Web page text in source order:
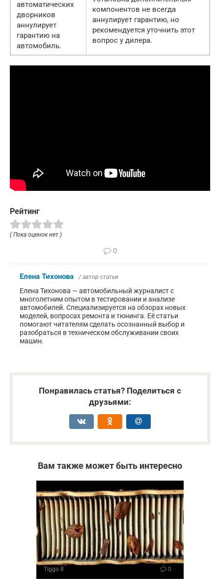
автоматических
дворников
аннулирует
гарантию на
автомобиль.
компонентов не всегда
аннулирует гарантию, но
рекомендуется уточнить этот
вопрос у дилера.
Рейтинг
( Пока оценок нет )
0
Елена Тихонова / автор статьи
Елена Тихонова — автомобильный журналист с
многолетним опытом в тестировании и анализе
автомобилей. Специализируется на обзорах новых
моделей, вопросах ремонта и тюнинга. Её статьи
помогают читателям сделать осознанный выбор и
разобраться в техническом обслуживании своих
машин.
Понравилась статья? Поделиться с
друзьями:
Вам также может быть интересно
Tiggo 8 0